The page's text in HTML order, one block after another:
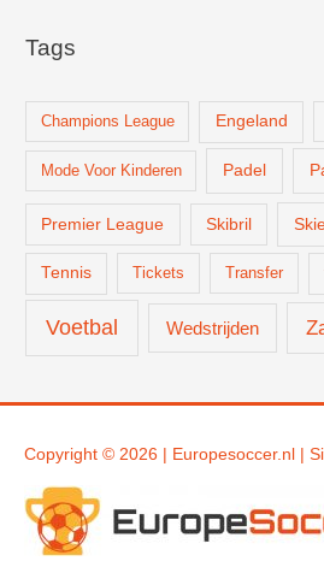
Tags
Champions League Engeland
Mode Voor Kinderen Padel
Premier League Skibril
Tennis Tickets Transfer
Voetbal Wedstrijden
Copyright © 2026 | Europesoccer.nl |